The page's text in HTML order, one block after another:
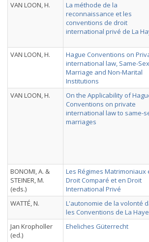
VAN LOON, H.
La méthode de la
reconnaissance et les
conventions de droit
international privé de La
VAN LOON, H.
Hague Conventions on
international law, Same-Sex
Marriage and Non-Marital
Institutions
VAN LOON, H.
On the Applicability of
Conventions on private
international law to same-
marriages
BONOMI, A. &
STEINER, M.
(eds.)
Les Régimes Matrimoniaux
Droit Comparé et en Droit
International Privé
WATTÉ, N.
L'autonomie de la volonté
les Conventions de La Haye
Jan Kropholler
(ed.)
Eheliches Güterrecht